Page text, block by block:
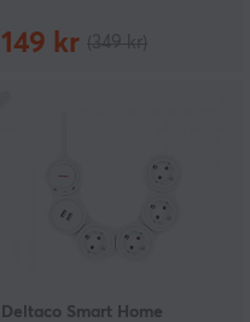
149 kr
Deltaco Smart Home